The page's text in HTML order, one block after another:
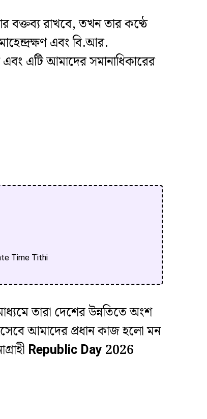
বক্তব্য রাখবে, তখন তার কণ্ঠে
এবং বি.আর.
এটি আমাদের সমানাধিকারের
Time Tithi
তারা দেশের উন্নতিতে অংশ
আমাদের প্রধান কাজ হলো মন
Republic Day 2026